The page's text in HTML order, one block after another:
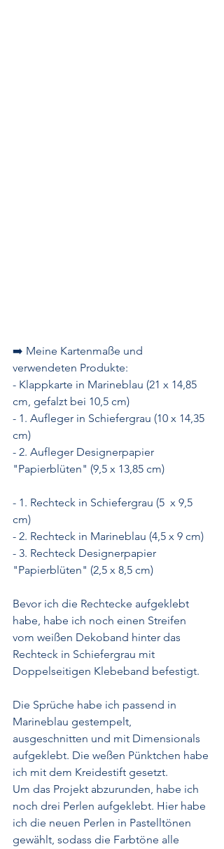
➡️ Meine Kartenmaße und
verwendeten Produkte:
- Klappkarte in Marineblau (21 x 14,85
cm, gefalzt bei 10,5 cm)
- 1. Aufleger in Schiefergrau (10 x 14,35
cm)
- 2. Aufleger Designerpapier
"Papierblüten" (9,5 x 13,85 cm)
- 1. Rechteck in Schiefergrau (5  x 9,5
cm)
- 2. Rechteck in Marineblau (4,5 x 9 cm)
- 3. Rechteck Designerpapier
"Papierblüten" (2,5 x 8,5 cm)
Bevor ich die Rechtecke aufgeklebt
habe, habe ich noch einen Streifen
vom weißen Dekoband hinter das
Rechteck in Schiefergrau mit
Doppelseitigen Klebeband befestigt.
Die Sprüche habe ich passend in
Marineblau gestempelt,
ausgeschnitten und mit Dimensionals
aufgeklebt. Die weßen Pünktchen habe
ich mit dem Kreidestift gesetzt.
Um das Projekt abzurunden, habe ich
noch drei Perlen aufgeklebt. Hier habe
ich die neuen Perlen in Pastelltönen
gewählt, sodass die Farbtöne alle